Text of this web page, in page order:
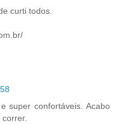
curti todos.
super confortáveis. Acabo